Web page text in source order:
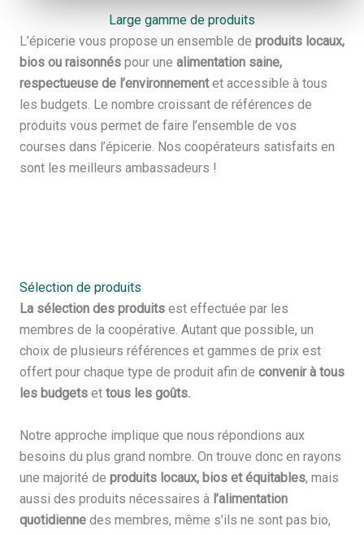
Large gamme de produits
L’épicerie vous propose un ensemble de produits locaux,
bios ou raisonnés pour une alimentation saine,
respectueuse de l’environnementet accessible à tous
les budgets. Le nombre croissant de références de
produits vous permet de faire l’ensemble de vos
courses dans l’épicerie. Nos coopérateurs satisfaits en
sont les meilleurs ambassadeurs !
Sélection de produits
La sélection des produits est effectuée par les
membres de la coopérative. Autant que possible, un
choix de plusieurs références et gammes de prix est
offert pour chaque type de produit afin de convenir à tous
les budgets et tous les goûts.
Notre approche implique que nous répondions aux
besoins du plus grand nombre. On trouve donc en rayons
une majorité de produits locaux, bios et équitables, mais
aussi des produits nécessaires à l’alimentation
quotidienne des membres, même s’ils ne sont pas bio,